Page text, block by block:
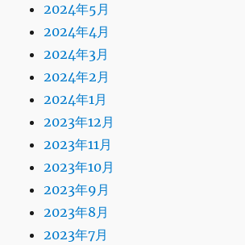
2024年5月
2024年4月
2024年3月
2024年2月
2024年1月
2023年12月
2023年11月
2023年10月
2023年9月
2023年8月
2023年7月